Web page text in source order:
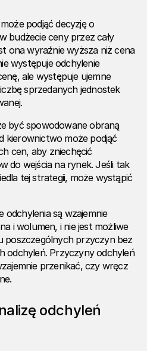
podjąć decyzję o
budżecie ceny przez cały
ona wyraźnie wyższa niż cena
występuje odchylenie
ale występuje ujemne
sprzedanych jednostek
być spowodowane obraną
kierownictwo może podjąć
cen, aby zniechęcić
do wejścia na rynek. Jeśli tak
tej strategii, może wystąpić
odchylenia są wzajemnie
i wolumen, i nie jest możliwe
poszczególnych przyczyn bez
odchyleń. Przyczyny odchyleń
przenikać, czy wręcz
odchyleń